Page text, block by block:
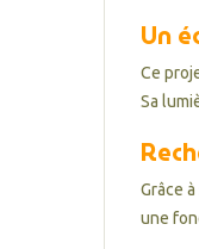
Un
Ce
Sa
Grâce à
une